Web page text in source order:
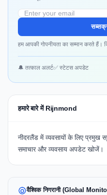
हम आपकी गोपनीयता का सम्मान करते हैं।
🔔 तत्काल अलर्ट✅ स्टेटस अपडेट
हमारे बारे में Rijnmond
नीदरलैंड में व्यवसायों के लिए प्रमुख
समाचार और व्यवसाय अपडेट खोजें।
वैश्विक निगरानी (Global